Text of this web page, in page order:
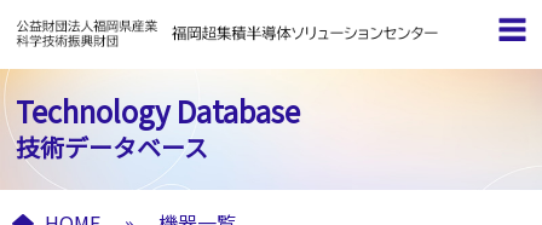
Technology Database
技術データベース